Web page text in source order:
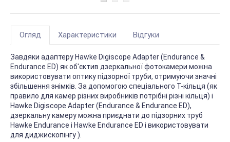
Огляд Характеристики Відгуки
Завдяки адаптеру Hawke Digiscope Adapter (Endurance &
Endurance ED) як об'єктив дзеркальної фотокамери можна
використовувати оптику підзорної труби, отримуючи значні
збільшення знімків. За допомогою спеціального T-кільця (як
правило для камер різних виробників потрібні різні кільця) і
Hawke Digiscope Adapter (Endurance & Endurance ED),
дзеркальну камеру можна приєднати до підзорних труб
Hawke Endurance і Hawke Endurance ED і використовувати
для диджископінгу ).